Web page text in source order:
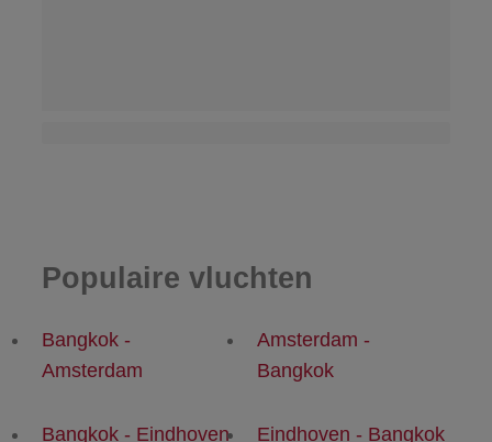
Populaire vluchten
Bangkok -
Amsterdam
Amsterdam -
Bangkok
Bangkok - Eindhoven Eindhoven - Bangkok